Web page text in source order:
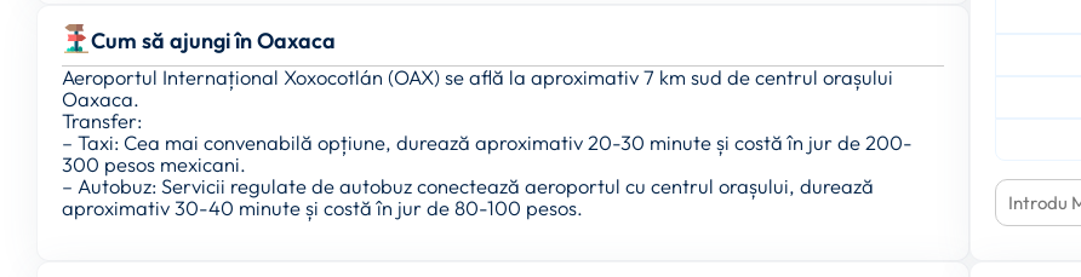
Cum să ajungi în Oaxaca
Aeroportul Internațional Xoxocotlán (OAX) se află la aproximativ 7 km sud de centrul orașului
Oaxaca.
Transfer:
– Taxi: Cea mai convenabilă opțiune, durează aproximativ 20-30 minute și costă în jur de 200-
300 pesos mexicani.
– Autobuz: Servicii regulate de autobuz conectează aeroportul cu centrul orașului, durează
aproximativ 30-40 minute și costă în jur de 80-100 pesos.